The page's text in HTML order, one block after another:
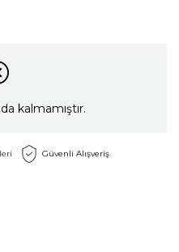
kalmamıştır.
Güvenli Alışveriş